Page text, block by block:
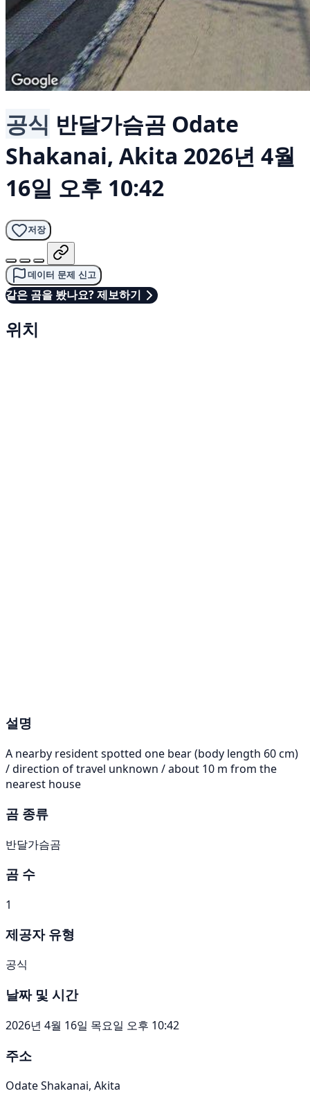
공식 반달가슴곰 Odate
Shakanai, Akita 2026년 4월
16일 오후 10:42
저장
데이터 문제 신고
같은 곰을 봤나요? 제보하기
위치
설명
A nearby resident spotted one bear (body length 60 cm)
/ direction of travel unknown / about 10 m from the
nearest house
곰 종류
반달가슴곰
곰 수
1
제공자 유형
공식
날짜 및 시간
2026년 4월 16일 목요일 오후 10:42
주소
Odate Shakanai, Akita